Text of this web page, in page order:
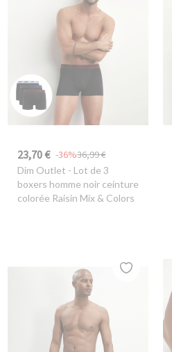
23,70 € 36,99 €
-36%
Dim Outlet - Lot de 3
boxers homme noir ceinture
colorée Raisin Mix & Colors